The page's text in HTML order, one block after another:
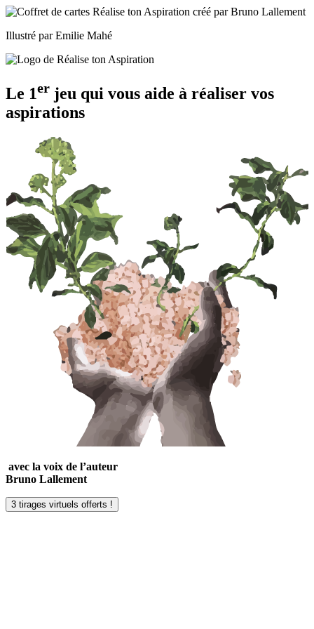
Illustré par Emilie Mahé
Le 1er jeu qui vous aide à réaliser vos
aspirations
avec la voix de l’auteur
Bruno Lallement
3 tirages virtuels offerts !